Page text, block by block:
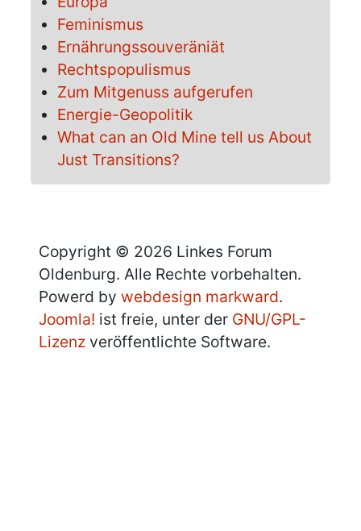
Feminismus
Ernährungssouveräniät
Rechtspopulismus
Zum Mitgenuss aufgerufen
Energie-Geopolitik
What can an Old Mine tell us About
Just Transitions?
Copyright © 2026 Linkes Forum
Oldenburg. Alle Rechte vorbehalten.
Powerd by webdesign markward.
Joomla! ist freie, unter der GNU/GPL-
Lizenzveröffentlichte Software.